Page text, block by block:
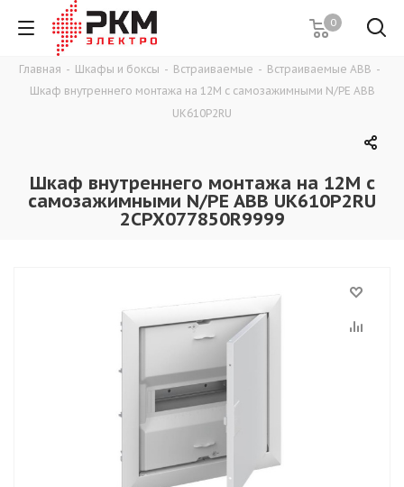
0
Главная - Шкафы и боксы - Встраиваемые - Встраиваемые ABB -
Шкаф внутреннего монтажа на 12М с самозажимными N/PE ABB
UK610P2RU
Шкаф внутреннего монтажа на 12М с
самозажимными N/PE ABB UK610P2RU
2CPX077850R9999